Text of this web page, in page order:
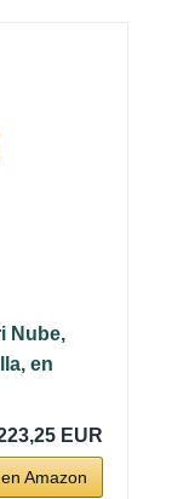
Nube,
en
EUR
Amazon